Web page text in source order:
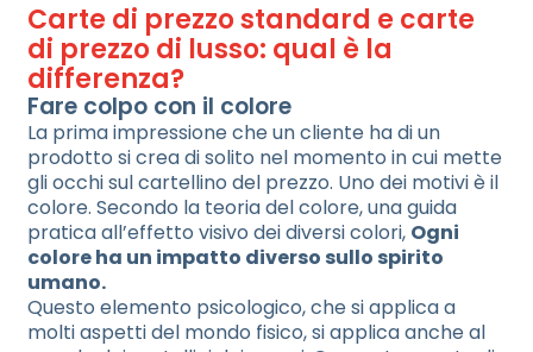
Carte di prezzo standard e carte
di prezzo di lusso: qual è la
differenza?
Fare colpo con il colore
La prima impressione che un cliente ha di un
prodotto si crea di solito nel momento in cui mette
gli occhi sul cartellino del prezzo. Uno dei motivi è il
colore. Secondo la teoria del colore, una guida
pratica all’effetto visivo dei diversi colori, Ogni
colore ha un impatto diverso sullo spirito
umano.
Questo elemento psicologico, che si applica a
molti aspetti del mondo fisico, si applica anche al